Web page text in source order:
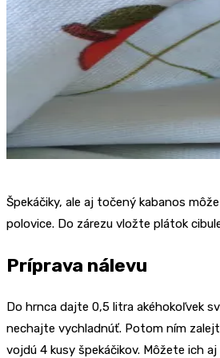
Špekáčiky, ale aj točený kabanos
polovice. Do zárezu vložte plátok
Príprava nálevu
Do hrnca dajte 0,5 litra akéhokoľvek
nechajte vychladnúť. Potom ním
vojdú 4 kusy špekáčikov. Môžete ich